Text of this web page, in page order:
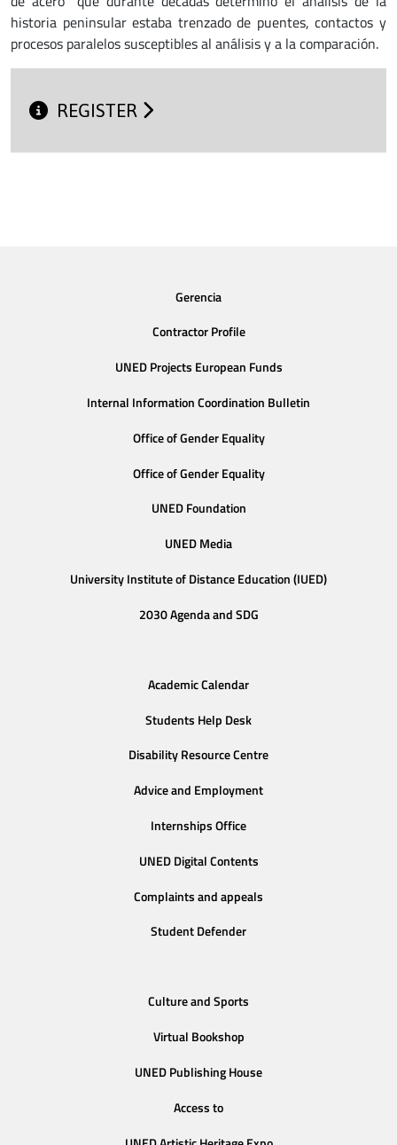
historia peninsular estaba trenzado de puentes, contactos y
procesos paralelos susceptibles al análisis y a la comparación.
REGISTER
Gerencia
Contractor Profile
UNED Projects European Funds
Internal Information Coordination Bulletin
Office of Gender Equality
Office of Gender Equality
UNED Foundation
UNED Media
University Institute of Distance Education (IUED)
2030 Agenda and SDG
Academic Calendar
Students Help Desk
Disability Resource Centre
Advice and Employment
Internships Office
UNED Digital Contents
Complaints and appeals
Student Defender
Culture and Sports
Virtual Bookshop
UNED Publishing House
Access to